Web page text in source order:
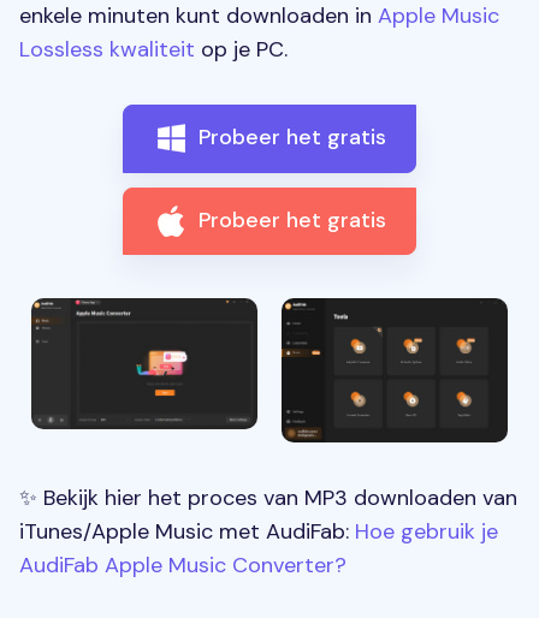
enkele minuten kunt downloaden in Apple Music
Lossless kwaliteit op je PC.
Probeer het gratis
Probeer het gratis
✨ Bekijk hier het proces van MP3 downloaden van
iTunes/Apple Music met AudiFab: Hoe gebruik je
AudiFab Apple Music Converter?